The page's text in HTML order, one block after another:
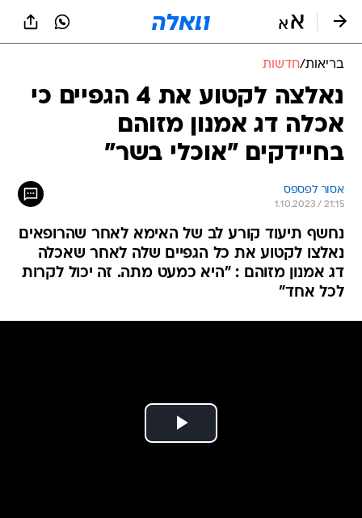
בריאות/חדשות
נאלצה לקטוע את 4 הגפיים כי
אכלה דג אמנון מזוהם
בחיידקים "אוכלי בשר"
אסור לפספס
1.10.2023 / 21:15
נחשף תיעוד קורע לב של האימא לאחר שהרופאים
נאלצו לקטוע את כל הגפיים שלה לאחר שאכלה
דג אמנון מזוהם : "היא כמעט מתה. זה יכול לקרות
לכל אחד"